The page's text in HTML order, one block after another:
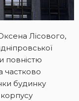
Лісового,
повністю
частково
будинку